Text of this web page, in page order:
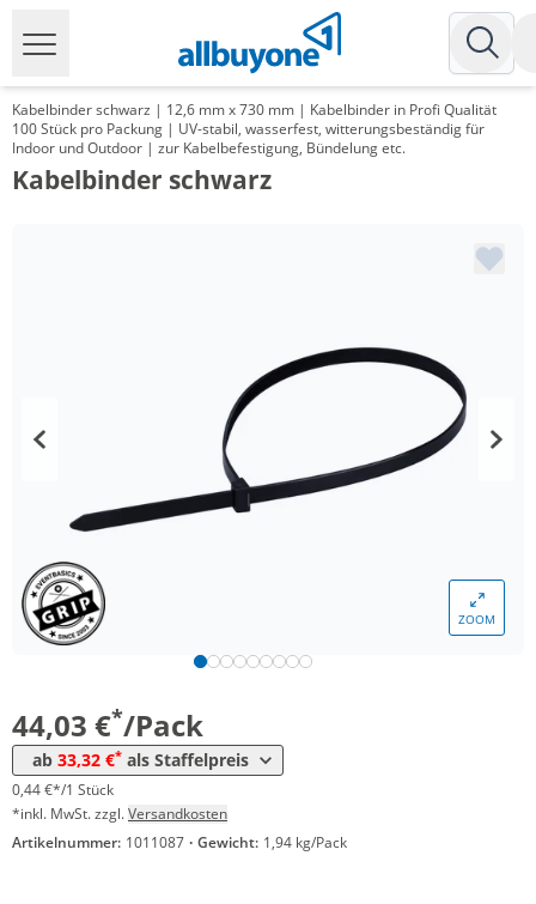
Kabelbinder schwarz | 12,6 mm x 730 mm | Kabelbinder in Profi Qualität
100 Stück pro Packung | UV-stabil, wasserfest, witterungsbeständig für
Indoor und Outdoor | zur Kabelbefestigung, Bündelung etc.
Kabelbinder schwarz
ZOOM
44,03 €*/Pack
ab 33,32 €* als Staffelpreis
Menge
ab 5 Pack 39,27 € 0,39 €*/1Stück
0,44 €*/1 Stück
*inkl. MwSt. zzgl.Versandkosten
Artikelnummer: 1011087 · Gewicht: 1,94 kg/Pack